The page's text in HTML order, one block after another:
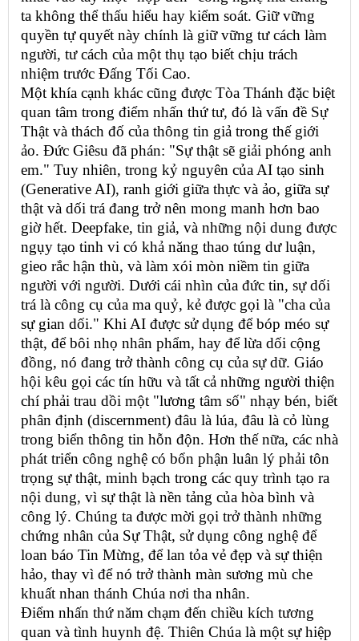
ta không thể thấu hiểu hay kiểm soát. Giữ vững
quyền tự quyết này chính là giữ vững tư cách làm
người, tư cách của một thụ tạo biết chịu trách
nhiệm trước Đấng Tối Cao.
Một khía cạnh khác cũng được Tòa Thánh đặc biệt
quan tâm trong điểm nhấn thứ tư, đó là vấn đề Sự
Thật và thách đố của thông tin giả trong thế giới
ảo. Đức Giêsu đã phán: "Sự thật sẽ giải phóng anh
em." Tuy nhiên, trong kỷ nguyên của AI tạo sinh
(Generative AI), ranh giới giữa thực và ảo, giữa sự
thật và dối trá đang trở nên mong manh hơn bao
giờ hết. Deepfake, tin giả, và những nội dung được
ngụy tạo tinh vi có khả năng thao túng dư luận,
gieo rắc hận thù, và làm xói mòn niềm tin giữa
người với người. Dưới cái nhìn của đức tin, sự dối
trá là công cụ của ma quỷ, kẻ được gọi là "cha của
sự gian dối." Khi AI được sử dụng để bóp méo sự
thật, để bôi nhọ nhân phẩm, hay để lừa dối cộng
đồng, nó đang trở thành công cụ của sự dữ. Giáo
hội kêu gọi các tín hữu và tất cả những người thiện
chí phải trau dồi một "lương tâm số" nhạy bén, biết
phân định (discernment) đâu là lúa, đâu là cỏ lùng
trong biển thông tin hỗn độn. Hơn thế nữa, các nhà
phát triển công nghệ có bổn phận luân lý phải tôn
trọng sự thật, minh bạch trong các quy trình tạo ra
nội dung, vì sự thật là nền tảng của hòa bình và
công lý. Chúng ta được mời gọi trở thành những
chứng nhân của Sự Thật, sử dụng công nghệ để
loan báo Tin Mừng, để lan tỏa vẻ đẹp và sự thiện
hảo, thay vì để nó trở thành màn sương mù che
khuất nhan thánh Chúa nơi tha nhân.
Điểm nhấn thứ năm chạm đến chiều kích tương
quan và tình huynh đệ. Thiên Chúa là một sự hiệp